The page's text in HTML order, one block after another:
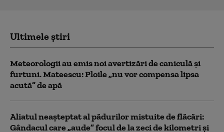
Ultimele știri
Meteorologii au emis noi avertizări de caniculă și
furtuni. Mateescu: Ploile „nu vor compensa lipsa
acută” de apă
Aliatul neașteptat al pădurilor mistuite de flăcări:
Gândacul care „aude” focul de la zeci de kilometri și